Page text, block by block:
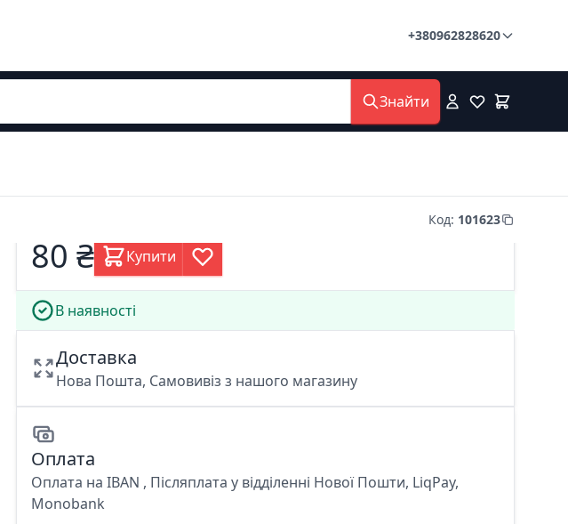
+380962828620
Знайти
Код: 101623
80 ₴ Купити
В наявності
Доставка
Нова Пошта, Самовивіз з нашого магазину
Оплата
Оплата на IBAN , Післяплата у відділенні Нової Пошти, LiqPay,
Monobank